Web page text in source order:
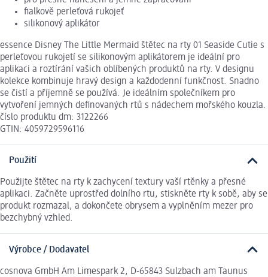
fialkově perleťová rukojeť
silikonový aplikátor
essence Disney The Little Mermaid štětec na rty 01 Seaside Cutie s
perleťovou rukojetí se silikonovým aplikátorem je ideální pro
aplikaci a roztírání vašich oblíbených produktů na rty. V designu
kolekce kombinuje hravý design a každodenní funkčnost. Snadno
se čistí a příjemně se používá. Je ideálním společníkem pro
vytvoření jemných definovaných rtů s nádechem mořského kouzla.
číslo produktu dm: 3122266
GTIN: 4059729596116
Použití
Použijte štětec na rty k zachycení textury vaší rtěnky a přesné
aplikaci. Začněte uprostřed dolního rtu, stiskněte rty k sobě, aby se
produkt rozmazal, a dokončete obrysem a vyplněním mezer pro
bezchybný vzhled.
Výrobce / Dodavatel
cosnova GmbH Am Limespark 2, D-65843 Sulzbach am Taunus